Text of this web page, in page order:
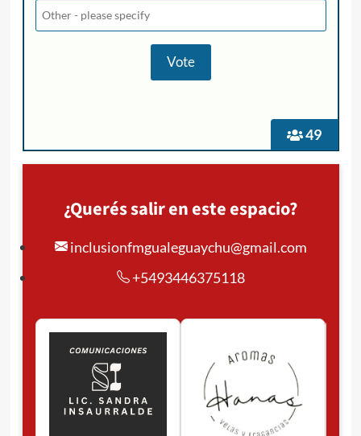
49
¿Querés salir en este espacio?
inclusionfmgualeguaychu@gmail.com
+5493446375118